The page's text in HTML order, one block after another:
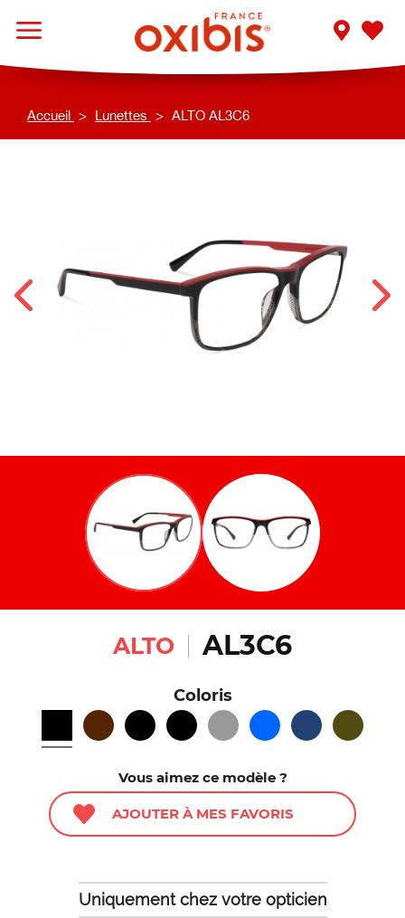
Accueil Lunettes ALTO AL3C6
ALTO AL3C6
Coloris
Vous aimez ce modèle ?
AJOUTER À MES FAVORIS
Uniquement chez votre opticien